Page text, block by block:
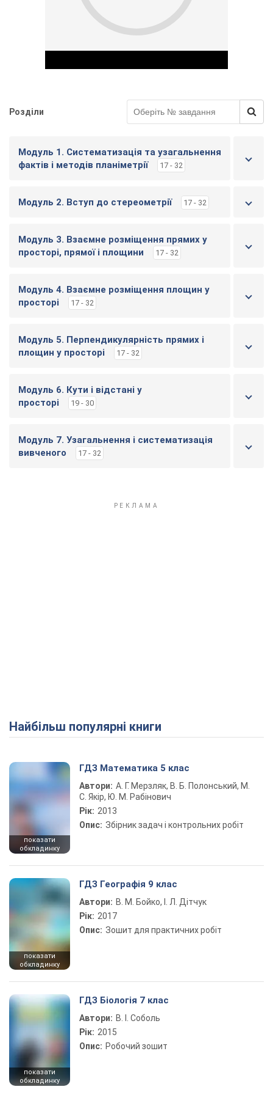
Розділи
Модуль 1. Систематизація та узагальнення
фактів і методів планіметрії
17 - 32
Модуль 2. Вступ до стереометрії 17 - 32
Модуль 3. Взаємне розміщення прямих у
просторі, прямої і площини
17 - 32
Модуль 4. Взаємне розміщення площин у
просторі
17 - 32
Модуль 5. Перпендикулярність прямих і
площин у просторі
17 - 32
Модуль 6. Кути і відстані у
просторі
19 - 30
Модуль 7. Узагальнення і систематизація
вивченого
17 - 32
Найбільш популярні книги
показати
обкладинку
ГДЗ Математика 5 клас
Автори: А. Г. Мерзляк, В. Б. Полонський, М.
С. Якір, Ю. М. Рабінович
Рік: 2013
Опис: Збірник задач і контрольних робіт
показати
обкладинку
ГДЗ Географія 9 клас
Автори: В. М. Бойко, І. Л. Дітчук
Рік: 2017
Опис: Зошит для практичних робіт
показати
обкладинку
ГДЗ Біологія 7 клас
Автори: В. І. Соболь
Рік: 2015
Опис: Робочий зошит